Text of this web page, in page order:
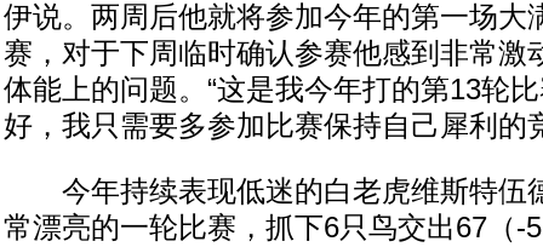
伊说。两周后他就将参加今年的第一场大
赛，对于下周临时确认参赛他感到非常激
体能上的问题。“这是我今年打的第13轮
好，我只需要多参加比赛保持自己犀利的
今年持续表现低迷的白老虎维斯特伍
常漂亮的一轮比赛，抓下6只鸟交出67（-